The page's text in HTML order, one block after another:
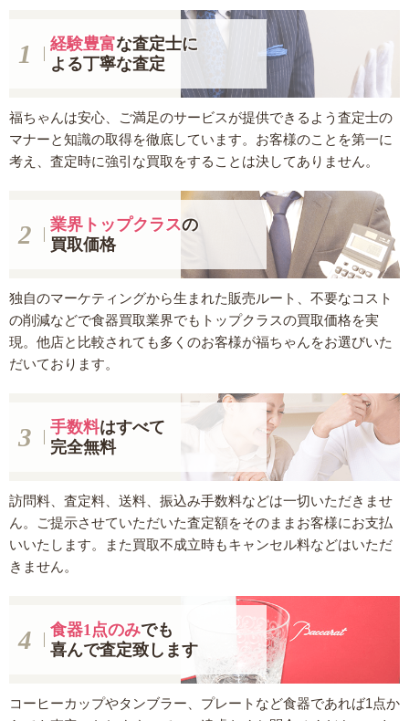
経験豊富な査定士に
よる丁寧な査定
福ちゃんは安心、ご満足のサービスが提供できるよう査定士の
マナーと知識の取得を徹底しています。お客様のことを第一に
考え、査定時に強引な買取をすることは決してありません。
業界トップクラスの
買取価格
独自のマーケティングから生まれた販売ルート、不要なコスト
の削減などで食器買取業界でもトップクラスの買取価格を実
現。他店と比較されても多くのお客様が福ちゃんをお選びいた
だいております。
手数料はすべて
完全無料
訪問料、査定料、送料、振込み手数料などは一切いただきませ
ん。ご提示させていただいた査定額をそのままお客様にお支払
いいたします。また買取不成立時もキャンセル料などはいただ
きません。
食器1点のみでも
喜んで査定致します
コーヒーカップやタンブラー、プレートなど食器であれば1点か